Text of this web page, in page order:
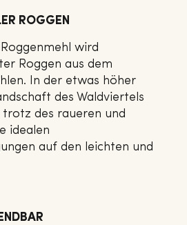
ROGGEN
Roggenmehl wird
Roggen aus dem
In der etwas höher
des Waldviertels
des raueren und
idealen
auf den leichten und